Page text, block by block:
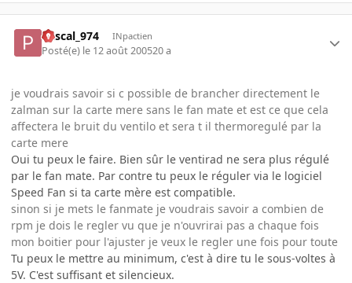
Pascal_974 INpactien
Posté(e) le 12 août 200520 a
je voudrais savoir si c possible de brancher directement le
zalman sur la carte mere sans le fan mate et est ce que cela
affectera le bruit du ventilo et sera t il thermoregulé par la
carte mere
Oui tu peux le faire. Bien sûr le ventirad ne sera plus régulé
par le fan mate. Par contre tu peux le réguler via le logiciel
Speed Fan si ta carte mère est compatible.
sinon si je mets le fanmate je voudrais savoir a combien de
rpm je dois le regler vu que je n'ouvrirai pas a chaque fois
mon boitier pour l'ajuster je veux le regler une fois pour toute
Tu peux le mettre au minimum, c'est à dire tu le sous-voltes à
5V. C'est suffisant et silencieux.